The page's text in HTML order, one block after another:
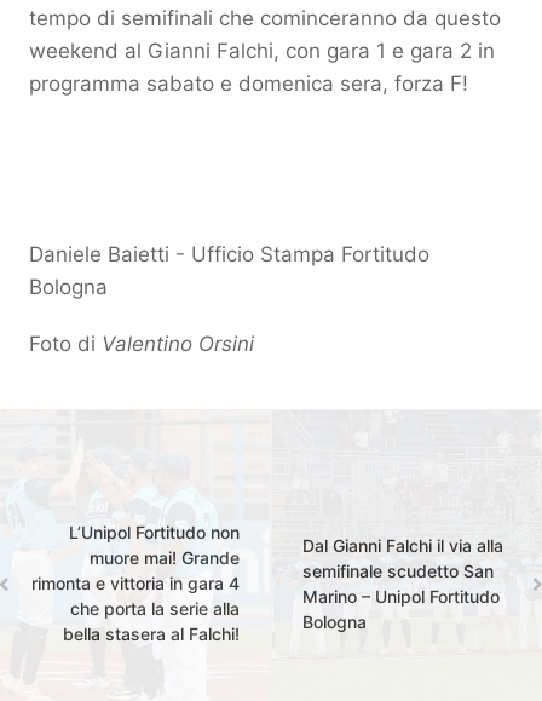
tempo di semifinali che cominceranno da questo
weekend al Gianni Falchi, con gara 1 e gara 2 in
programma sabato e domenica sera, forza F!
Daniele Baietti - Ufficio Stampa Fortitudo
Bologna
Foto di Valentino Orsini
L’Unipol Fortitudo non
muore mai! Grande
rimonta e vittoria in gara 4
che porta la serie alla
bella stasera al Falchi!
Dal Gianni Falchi il via alla
semifinale scudetto San
Marino – Unipol Fortitudo
Bologna